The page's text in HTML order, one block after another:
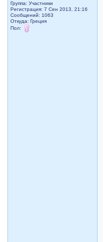
Группа: Участники
Регистрация: 7 Сен 2013, 21:16
Сообщений: 1063
Откуда: Греция
Пол: